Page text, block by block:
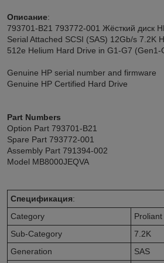
Описание:
793701-B21 793772-001 Жёсткий диск
Serial Attached SCSI (SAS) 12Gb/s 7.2K
512e Helium Hard Drive in G1-G7
Genuine HP serial number and firmware
Genuine HP Certified Hard Drive
Part Numbers
Option Part 793701-B21
Spare Part 793772-001
Assembly Part 791394-002
Model MB8000JEQVA
Спецификация:
Category
Sub-Category
7.2K
Generation
SAS